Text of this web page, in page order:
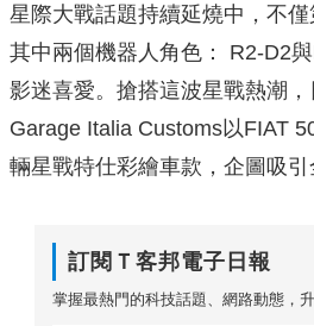
星際大戰話題持續延燒中，不僅
其中兩個機器人角色： R2-D2
影迷喜愛。搶搭這波星戰熱潮
Garage Italia Customs以FIAT
輛星戰特仕彩繪車款，企圖吸引
訂閱Ｔ客邦電子日報
掌握最熱門的科技話題、網路動態，